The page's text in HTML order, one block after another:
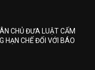
CHỦ ĐƯA LUẬT CẤM
HẠN CHẾ ĐỐI VỚI BÁO